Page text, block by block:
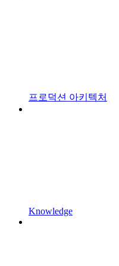
프로덕션 아키텍처
Knowledge